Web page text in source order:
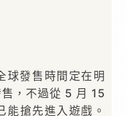
球發售時間定在明
，不過從 5 月 15
能搶先進入遊戲。